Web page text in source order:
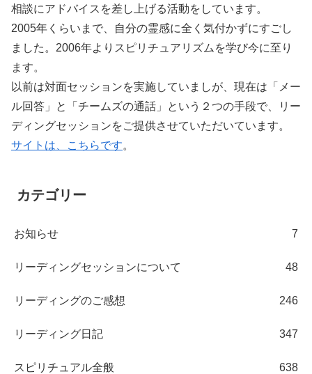
相談にアドバイスを差し上げる活動をしています。
2005年くらいまで、自分の霊感に全く気付かずにすごし
ました。2006年よりスピリチュアリズムを学び今に至り
ます。
以前は対面セッションを実施していましが、現在は「メー
ル回答」と「チームズの通話」という２つの手段で、リー
ディングセッションをご提供させていただいています。
サイトは、こちらです。
カテゴリー
お知らせ 7
リーディングセッションについて 48
リーディングのご感想 246
リーディング日記 347
スピリチュアル全般 638